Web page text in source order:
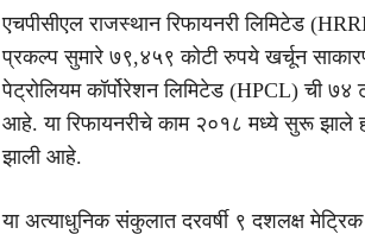
एचपीसीएल राजस्थान रिफायनरी लिमिटेड
प्रकल्प सुमारे ७९,४५९ कोटी रुपये खर्चून
पेट्रोलियम कॉर्पोरेशन लिमिटेड (HPCL) ची
आहे. या रिफायनरीचे काम २०१८ मध्ये सुरू झाले
झाली आहे.
या अत्याधुनिक संकुलात दरवर्षी ९ दशलक्ष